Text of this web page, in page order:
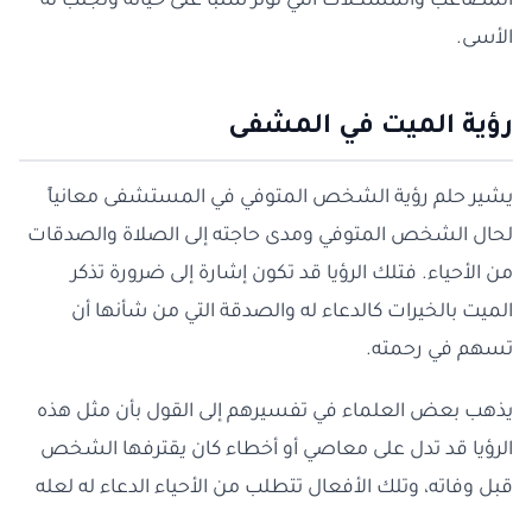
الأسى.
رؤية الميت في المشفى
يشير حلم رؤية الشخص المتوفي في المستشفى معانياً
لحال الشخص المتوفي ومدى حاجته إلى الصلاة والصدقات
من الأحياء. فتلك الرؤيا قد تكون إشارة إلى ضرورة تذكر
الميت بالخيرات كالدعاء له والصدقة التي من شأنها أن
تسهم في رحمته.
يذهب بعض العلماء في تفسيرهم إلى القول بأن مثل هذه
الرؤيا قد تدل على معاصي أو أخطاء كان يقترفها الشخص
قبل وفاته، وتلك الأفعال تتطلب من الأحياء الدعاء له لعله